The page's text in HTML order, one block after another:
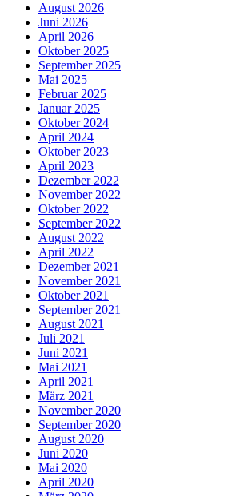
August 2026
Juni 2026
April 2026
Oktober 2025
September 2025
Mai 2025
Februar 2025
Januar 2025
Oktober 2024
April 2024
Oktober 2023
April 2023
Dezember 2022
November 2022
Oktober 2022
September 2022
August 2022
April 2022
Dezember 2021
November 2021
Oktober 2021
September 2021
August 2021
Juli 2021
Juni 2021
Mai 2021
April 2021
März 2021
November 2020
September 2020
August 2020
Juni 2020
Mai 2020
April 2020